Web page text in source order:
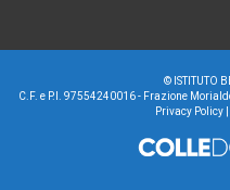
© ISTITUTO
C.F. e P.I. 97554240016 - Frazione
Privacy Policy